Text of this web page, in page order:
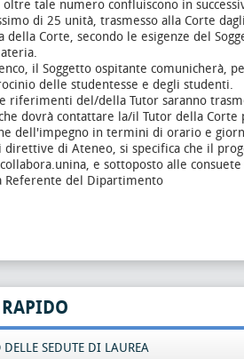
oltre tale numero confluiscono in
di 25 unità, trasmesso alla Corte
della Corte, secondo le esigenze del
il Soggetto ospitante comunicherà,
delle studentesse e degli studenti.
riferimenti del/della Tutor saranno
dovrà contattare la/il Tutor della
dell'impegno in termini di orario e
direttive di Ateneo, si specifica che il
e sottoposto alle
Referente del Dipartimento
RAPIDO
SEDUTE DI LAUREA